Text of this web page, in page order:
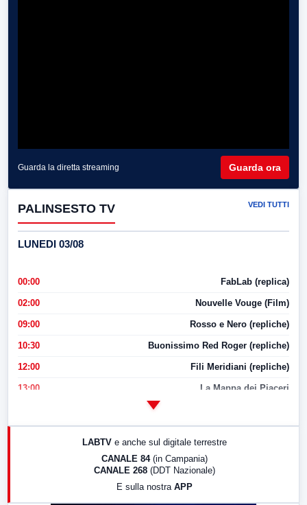
Guarda la diretta streaming Guarda ora
PALINSESTO TV VEDI TUTTI
LUNEDI 03/08
00:00 FabLab (replica)
02:00 Nouvelle Vouge (Film)
09:00 Rosso e Nero (repliche)
10:30 Buonissimo Red Roger (repliche)
12:00 Fili Meridiani (repliche)
13:00 La Mappa dei Piaceri
17:00 LabNews (replica)
LABTV e anche sul digitale terrestre
CANALE 84 (in Campania)
CANALE 268 (DDT Nazionale)
E sulla nostra APP